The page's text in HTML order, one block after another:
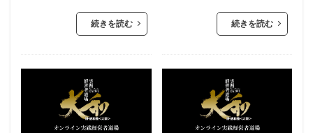
続きを読む 続きを読む